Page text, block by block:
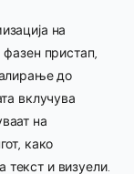
на
фазен пристап,
до
вклучува
на
како
и визуели.